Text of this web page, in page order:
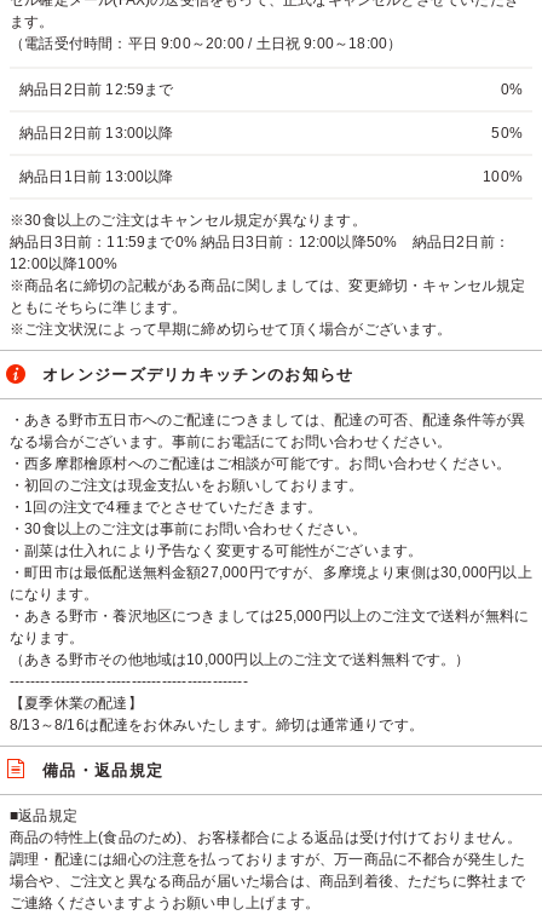
ます。
（電話受付時間：平日 9:00～20:00 / 土日祝 9:00～18:00）
納品日2日前 12:59まで 0%
納品日2日前 13:00以降 50%
納品日1日前 13:00以降 100%
※30食以上のご注文はキャンセル規定が異なります。
納品日3日前：11:59まで0% 納品日3日前：12:00以降50% 納品日2日前：
12:00以降100%
※商品名に締切の記載がある商品に関しましては、変更締切・キャンセル規定
ともにそちらに準じます。
※ご注文状況によって早期に締め切らせて頂く場合がございます。
オレンジーズデリカキッチンのお知らせ
・あきる野市五日市へのご配達につきましては、配達の可否、配達条件等が異
なる場合がございます。事前にお電話にてお問い合わせください。
・西多摩郡檜原村へのご配達はご相談が可能です。お問い合わせください。
・初回のご注文は現金支払いをお願いしております。
・1回の注文で4種までとさせていただきます。
・30食以上のご注文は事前にお問い合わせください。
・副菜は仕入れにより予告なく変更する可能性がございます。
・町田市は最低配送無料金額27,000円ですが、多摩境より東側は30,000円以上
になります。
・あきる野市・養沢地区につきましては25,000円以上のご注文で送料が無料に
なります。
（あきる野市その他地域は10,000円以上のご注文で送料無料です。）
-----------------------------------------------
【夏季休業の配達】
8/13～8/16は配達をお休みいたします。締切は通常通りです。
備品・返品規定
■返品規定
商品の特性上(食品のため)、お客様都合による返品は受け付けておりません。
調理・配達には細心の注意を払っておりますが、万一商品に不都合が発生した
場合や、ご注文と異なる商品が届いた場合は、商品到着後、ただちに弊社まで
ご連絡くださいますようお願い申し上げます。